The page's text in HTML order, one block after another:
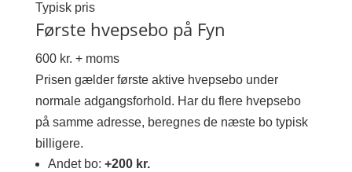
Typisk pris
Første hvepsebo på Fyn
600 kr. + moms
Prisen gælder første aktive hvepsebo under
normale adgangsforhold. Har du flere hvepsebo
på samme adresse, beregnes de næste bo typisk
billigere.
Andet bo: +200 kr.